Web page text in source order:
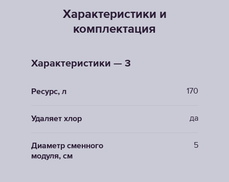
Характеристики и
комплектация
Характеристики — 3
Ресурс, л 170
Удаляет хлор да
Диаметр сменного
модуля, см
5